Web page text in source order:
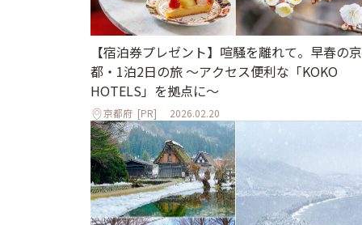
【宿泊券プレゼント】喧騒を離れて。早春の京
都・1泊2日の旅 ～アクセス便利な「KOKO
HOTELS」を拠点に～
京都府 [PR] 2026.02.20